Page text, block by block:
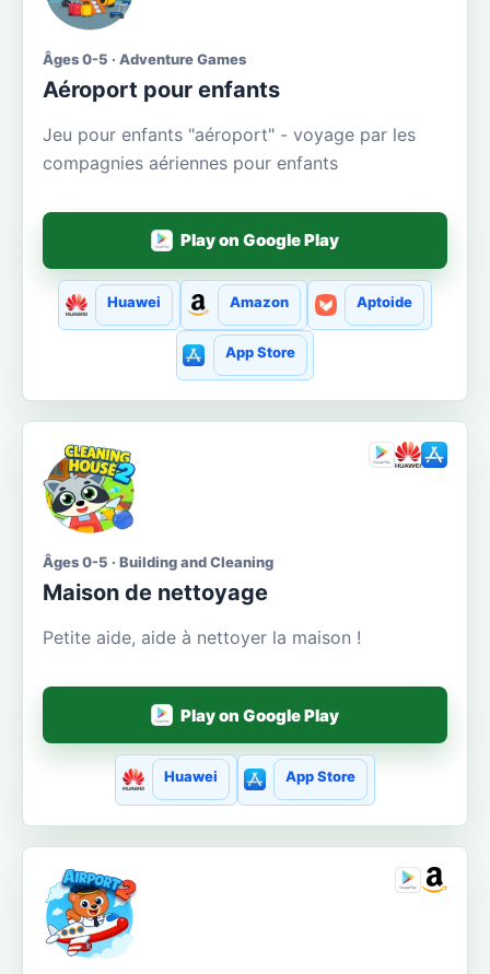
Âges 0-5 · Adventure Games
Aéroport pour enfants
Jeu pour enfants "aéroport" - voyage par les
compagnies aériennes pour enfants
Play on Google Play
Huawei Amazon Aptoide
App Store
Âges 0-5 · Building and Cleaning
Maison de nettoyage
Petite aide, aide à nettoyer la maison !
Play on Google Play
Huawei App Store